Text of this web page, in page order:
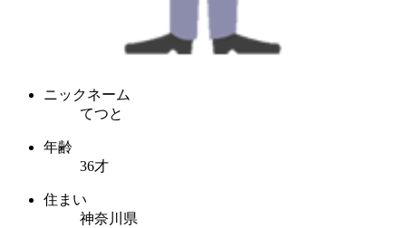
ニックネーム
てつと
年齢
36才
住まい
神奈川県